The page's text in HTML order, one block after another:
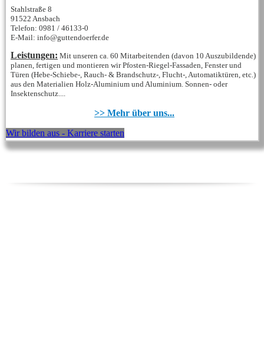
Stahlstraße 8
91522 Ansbach
Telefon: 0981 / 46133-0
E-Mail: info@guttendoerfer.de
Leistungen: Mit unseren ca. 60 Mitarbeitenden (davon 10 Auszubildende)
planen, fertigen und montieren wir Pfosten-Riegel-Fassaden, Fenster und
Türen (Hebe-Schiebe-, Rauch- & Brandschutz-, Flucht-, Automatiktüren, etc.)
aus den Materialien Holz-Aluminium und Aluminium. Sonnen- oder
Insektenschutz....
>> Mehr über uns...
Wir bilden aus - Karriere starten